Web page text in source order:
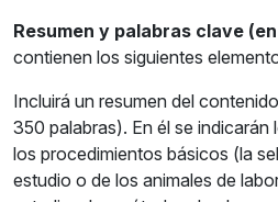
Resumen y palabras clave
contienen los siguientes
Incluirá un resumen del
350 palabras). En él se
los procedimientos básicos (la
estudio o de los animales de